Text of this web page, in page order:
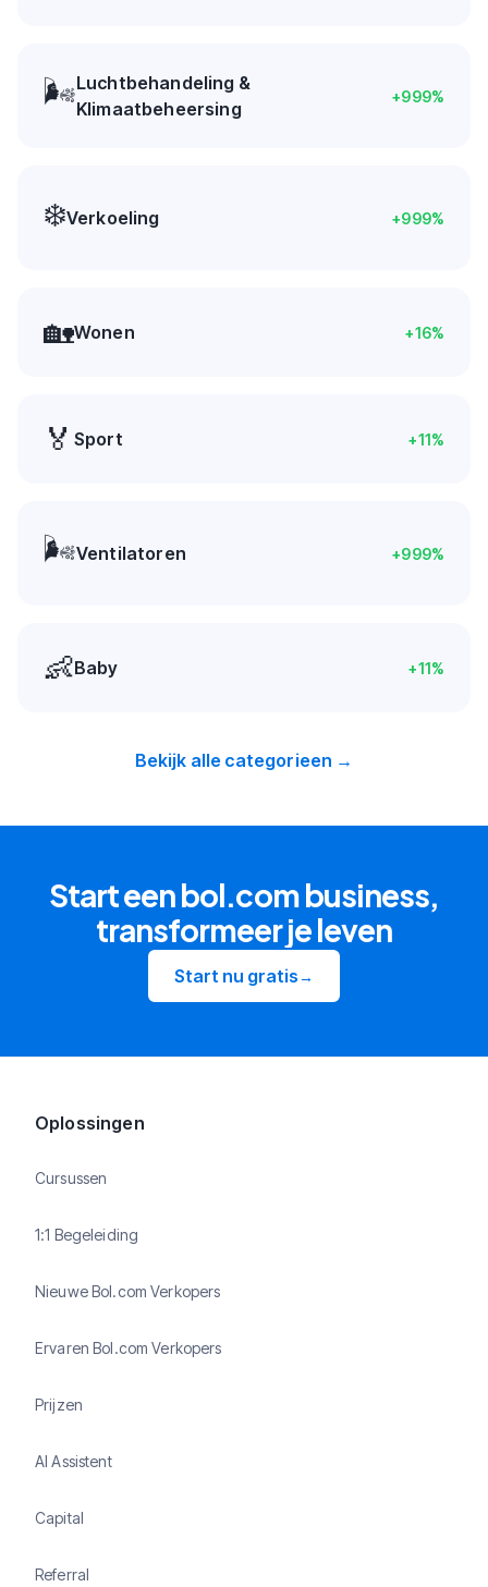
🌬️Luchtbehandeling &
Klimaatbeheersing
+999%
❄️Verkoeling +999%
🏡Wonen +16%
🏅 Sport +11%
🌬️Ventilatoren +999%
👶Baby +11%
Bekijk alle categorieen →
Start een bol.com business,
transformeer je leven
Start nu gratis→
Oplossingen
Cursussen
1:1 Begeleiding
Nieuwe Bol.com Verkopers
Ervaren Bol.com Verkopers
Prijzen
AI Assistent
Capital
Referral